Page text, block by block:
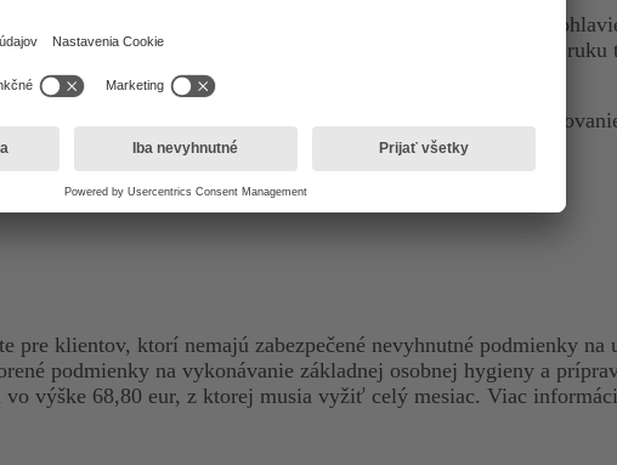
utrpeniu ľudí bez ohľadu na národnosť, jazyk, rasu,
sociálnu službu pre klientov bez domova. Podáva pomocnú
situáciu.
v ktorej im vie Červený kríž poskytnúť starostlivosť a
pre klientov, ktorí nemajú zabezpečené nevyhnutné podmienky
podmienky na vykonávanie základnej osobnej hygieny a
výške 68,80 eur, z ktorej musia vyžiť celý mesiac. Viac